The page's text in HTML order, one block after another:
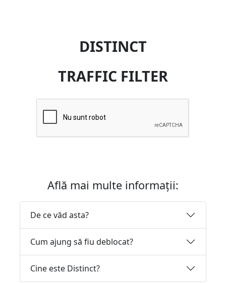
DISTINCT
TRAFFIC FILTER
Află mai multe informații:
De ce văd asta?
Cum ajung să fiu deblocat?
Cine este Distinct?